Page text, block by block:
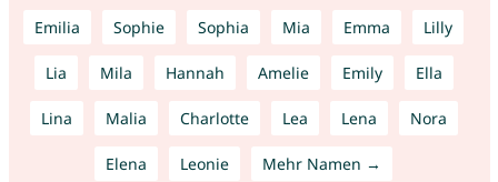
Emilia Sophie Sophia Mia Emma Lilly
Lia Mila Hannah Amelie Emily Ella
Lina Malia Charlotte Lea Lena Nora
Elena Leonie Mehr Namen →